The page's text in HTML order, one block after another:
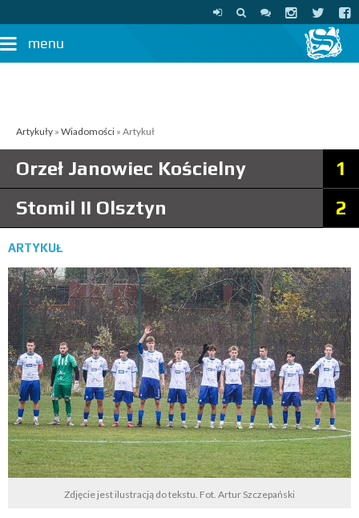
menu
Artykuły » Wiadomości » Artykuł
Orzeł Janowiec Kościelny
1
Stomil II Olsztyn
2
ARTYKUŁ
Zdjęcie jest ilustracją do tekstu. Fot. Artur Szczepański